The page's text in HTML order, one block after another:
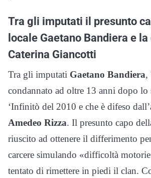
Tra gli imputati il presunto
locale Gaetano Bandiera e
Caterina Giancotti
Tra gli imputati Gaetano Bandiera,
condannato ad oltre 13 anni dopo
‘Infinitò del 2010 e che è difeso
Amedeo Rizza. Il presunto capo
riuscito ad ottenere il differimento
carcere simulando «difficoltà
tentato di rimettere in piedi il clan.